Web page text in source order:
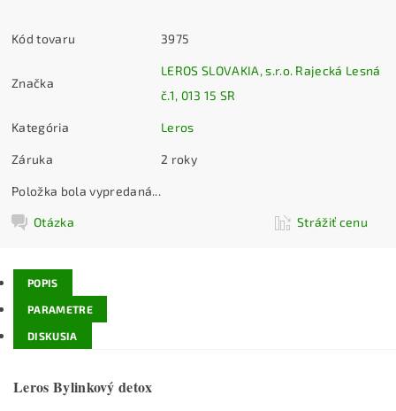
Kód tovaru 3975
Značka
LEROS SLOVAKIA, s.r.o. Rajecká Lesná
č.1, 013 15 SR
Kategória Leros
Záruka 2 roky
Položka bola vypredaná...
Otázka Strážiť cenu
POPIS
PARAMETRE
DISKUSIA
Leros Bylinkový detox